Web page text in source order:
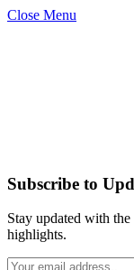
Close Menu
Subscribe to
Stay updated with
highlights.